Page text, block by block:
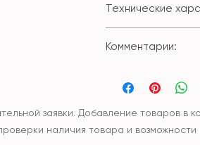
Технические
Размер:
синтетический
наполнитель
Уход:
Температура
Комментарии:
подушкой или
заявки. Добавление товаров в
наличия товара и